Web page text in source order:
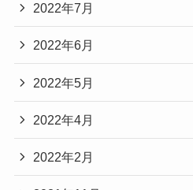
2022年7月
2022年6月
2022年5月
2022年4月
2022年2月